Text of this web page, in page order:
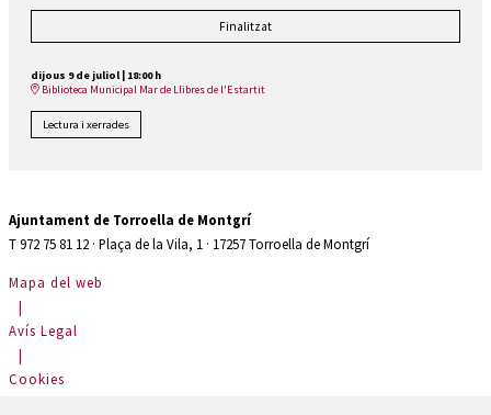
Finalitzat
dijous 9 de juliol
18:00 h
Biblioteca Municipal Mar de Llibres de l'Estartit
Lectura i xerrades
Ajuntament de Torroella de Montgrí
T 972 75 81 12 · Plaça de la Vila, 1 · 17257 Torroella de Montgrí
Mapa del web
|
Avís Legal
|
Cookies